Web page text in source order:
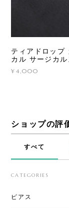
ティアドロップ
カル サージカル
¥4,000
ショップの評
すべて
CATEGORIES
ピアス